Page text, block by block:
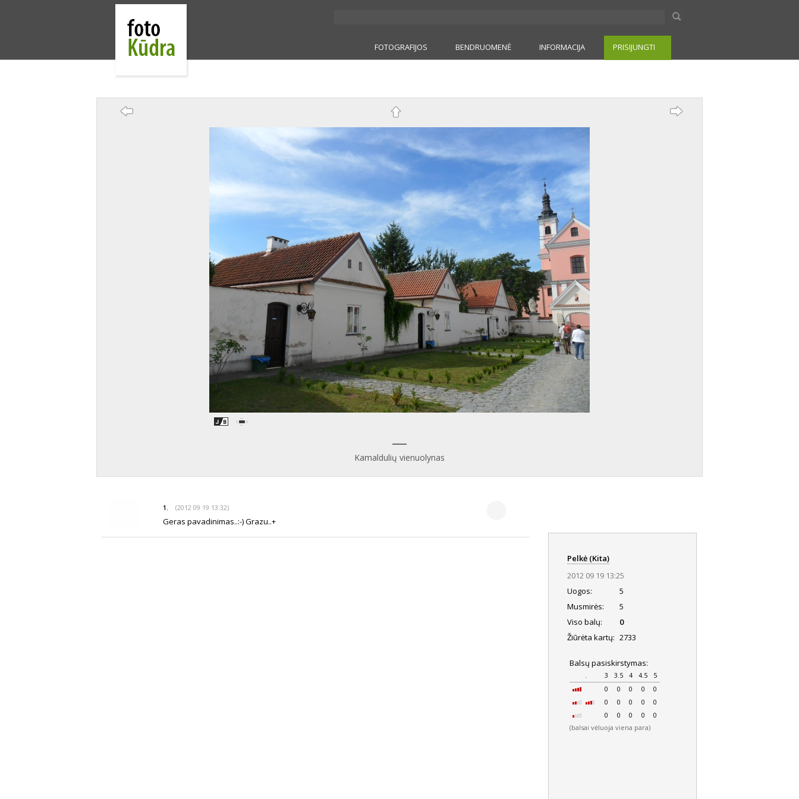
FOTOGRAFIJOS BENDRUOMENĖ INFORMACIJA PRISIJUNGTI
Kamaldulių vienuolynas
1. (2012 09 19 13:32)
Geras pavadinimas..:-) Grazu..+
Pelkė (Kita)
2012 09 19 13:25
Uogos:
5
Musmirės:
5
Viso balų:
0
Žiūrėta kartų: 2733
Balsų pasiskirstymas:
. 3 3.5 4 4.5
5
0
0 0 0
0
0
0 0 0
0
0
0 0 0 0
(balsai vėluoja viena para)